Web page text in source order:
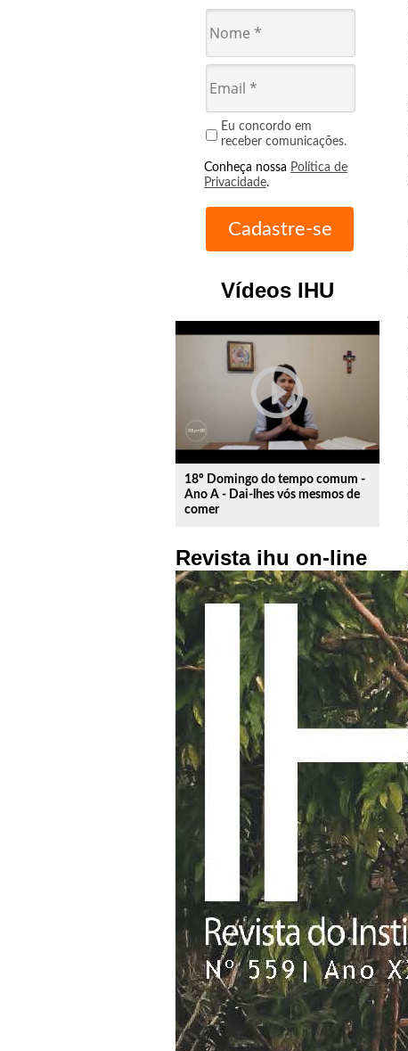
Eu concordo em
receber comunicações.
Conheça nossa Política de
Privacidade.
Vídeos IHU
play_circle_outline
18º Domingo do tempo comum -
Ano A - Dai-lhes vós mesmos de
comer
Revista ihu on-line